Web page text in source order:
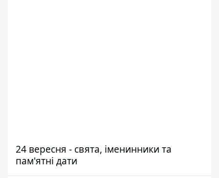
24 вересня - свята, іменинники та
пам'ятні дати